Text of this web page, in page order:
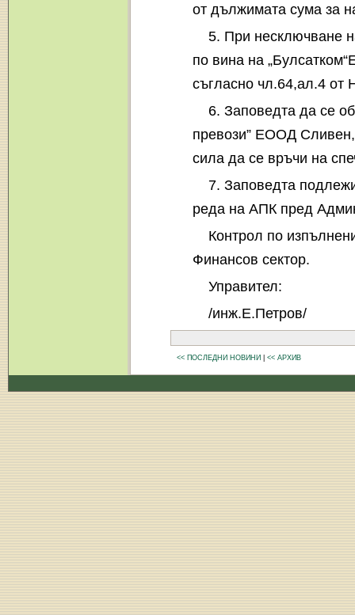
от дължимата сума за
5. При несключване
по вина на
съгласно чл.64,ал.4
6. Заповедта да се
превози” ЕООД Сливен,
сила да се връчи на
7. Заповедта
реда на АПК пред
Контрол по
Финансов сектор.
Управител:
/инж.Е.Петров/
<< ПОСЛЕДНИ НОВИНИ << АРХИВ